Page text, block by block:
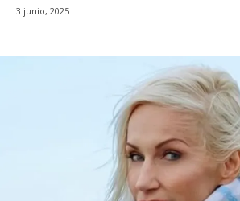
3 junio, 2025